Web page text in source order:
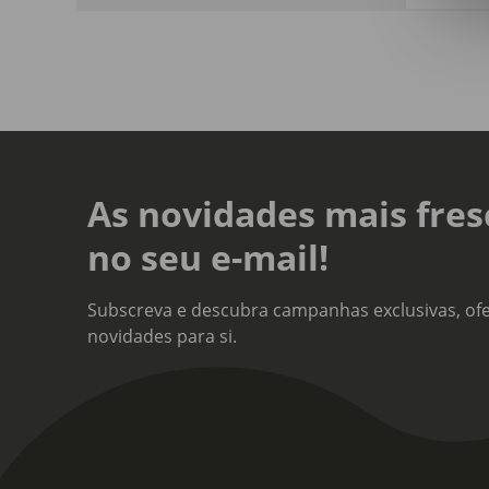
Não
As novidades mais
no seu e-mail!
Subscreva e descubra campanhas exclusivas,
novidades para si.